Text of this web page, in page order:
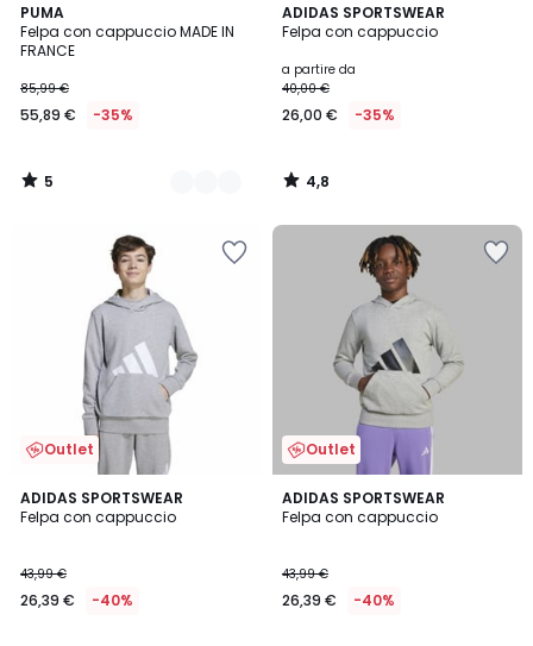
PUMA
Felpa con cappuccio MADE IN
FRANCE
85,99 €
55,89 € -35%
5
/
5
2
Colori
5
/
ADIDAS SPORTSWEAR
Felpa con cappuccio
a partire da
40,00 €
26,00 € -35%
4,8
/ 5
4,8
/
Outlet
ADIDAS SPORTSWEAR
Felpa con cappuccio
43,99 €
26,39 € -40%
4,8
/ 5
Outlet
ADIDAS SPORTSWEAR
Felpa con cappuccio
43,99 €
26,39 € -40%
4,8
/ 5